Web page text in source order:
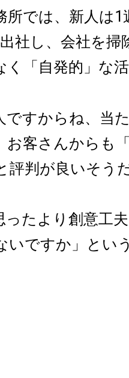
所では、新人は1
社し、会社を掃
く「自発的」な
ですからね、当
お客さんからも
評判が良いそう
ったより創意工
いですか」とい